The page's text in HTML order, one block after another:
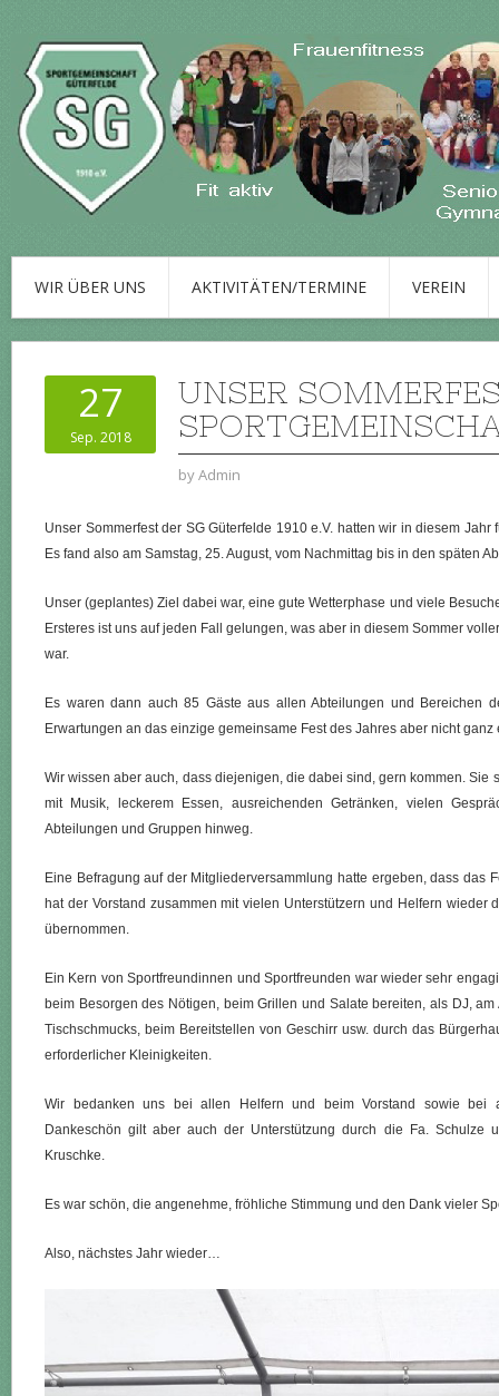
WIR ÜBER UNS AKTIVITÄTEN/TERMINE VEREIN
27
Sep. 2018
UNSER
byAdmin
Unser Sommerfest der SG Güterfelde 1910 e.V. hatten wir in diesem Jahr
Es fand also am Samstag, 25. August, vom Nachmittag bis in den späten
Unser (geplantes) Ziel dabei war, eine gute Wetterphase und viele
Ersteres ist uns auf jeden Fall gelungen, was aber in diesem Sommer
war.
Es waren dann auch 85 Gäste aus allen Abteilungen und Bereichen
Erwartungen an das einzige gemeinsame Fest des Jahres aber nicht ganz
Wir wissen aber auch, dass diejenigen, die dabei sind, gern kommen. Sie
mit Musik, leckerem Essen, ausreichenden Getränken, vielen
Abteilungen und Gruppen hinweg.
Eine Befragung auf der Mitgliederversammlung hatte ergeben, dass das
hat der Vorstand zusammen mit vielen Unterstützern und Helfern wieder
übernommen.
Ein Kern von Sportfreundinnen und Sportfreunden war wieder sehr
beim Besorgen des Nötigen, beim Grillen und Salate bereiten, als DJ,
Tischschmucks, beim Bereitstellen von Geschirr usw. durch das
erforderlicher Kleinigkeiten.
Wir bedanken uns bei allen Helfern und beim Vorstand sowie bei
Dankeschön gilt aber auch der Unterstützung durch die Fa. Schulze
Kruschke.
Es war schön, die angenehme, fröhliche Stimmung und den Dank vieler
Also, nächstes Jahr wieder…